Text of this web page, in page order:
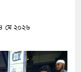
মে ২০২৬